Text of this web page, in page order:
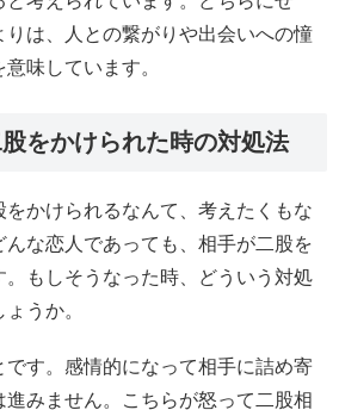
りは、人との繋がりや出会いへの憧
味しています。
をかけられた時の対処法
かけられるなんて、考えたくもな
な恋人であっても、相手が二股を
もしそうなった時、どういう対処
うか。
です。感情的になって相手に詰め寄
進みません。こちらが怒って二股相